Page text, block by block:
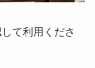
て利用くださ